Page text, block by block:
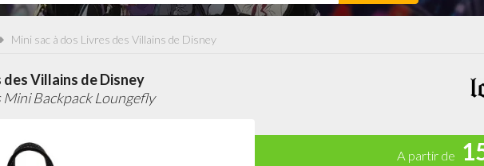
Mini sac à dos Livres des Villains de Disney
Villains de Disney
Backpack Loungefly